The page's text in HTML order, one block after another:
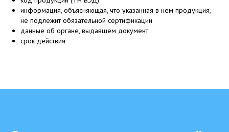
информация, объясняющая, что указанная в нем продукция,
не подлежит обязательной сертификации
данные об органе, выдавшем документ
срок действия